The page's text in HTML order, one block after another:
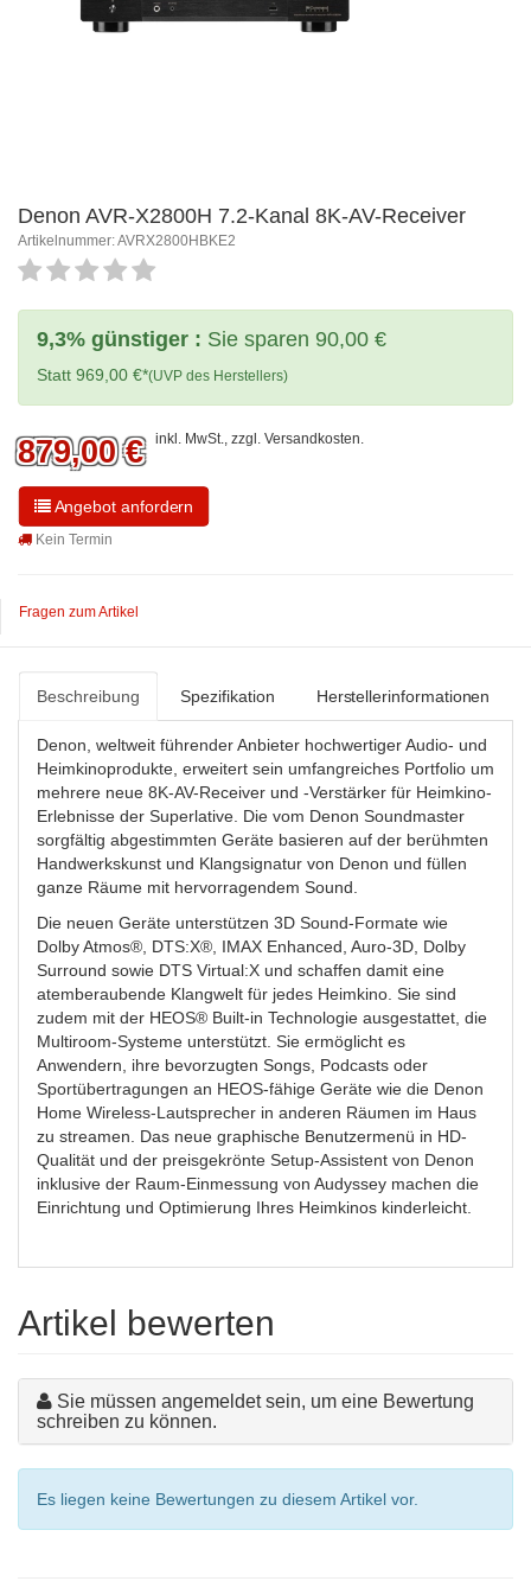
Denon AVR-X2800H 7.2-Kanal 8K-AV-Receiver
Artikelnummer: AVRX2800HBKE2
9,3% günstiger : Sie sparen 90,00 €
Statt 969,00 €*(UVP des Herstellers)
879,00 € inkl. MwSt., zzgl. Versandkosten.
Angebot anfordern
Kein Termin
Fragen zum Artikel
Beschreibung Spezifikation Herstellerinformationen
Denon, weltweit führender Anbieter hochwertiger Audio- und
Heimkinoprodukte, erweitert sein umfangreiches Portfolio um
mehrere neue 8K-AV-Receiver und -Verstärker für Heimkino-
Erlebnisse der Superlative. Die vom Denon Soundmaster
sorgfältig abgestimmten Geräte basieren auf der berühmten
Handwerkskunst und Klangsignatur von Denon und füllen
ganze Räume mit hervorragendem Sound.
Die neuen Geräte unterstützen 3D Sound-Formate wie
Dolby Atmos®, DTS:X®, IMAX Enhanced, Auro-3D, Dolby
Surround sowie DTS Virtual:X und schaffen damit eine
atemberaubende Klangwelt für jedes Heimkino. Sie sind
zudem mit der HEOS® Built-in Technologie ausgestattet, die
Multiroom-Systeme unterstützt. Sie ermöglicht es
Anwendern, ihre bevorzugten Songs, Podcasts oder
Sportübertragungen an HEOS-fähige Geräte wie die Denon
Home Wireless-Lautsprecher in anderen Räumen im Haus
zu streamen. Das neue graphische Benutzermenü in HD-
Qualität und der preisgekrönte Setup-Assistent von Denon
inklusive der Raum-Einmessung von Audyssey machen die
Einrichtung und Optimierung Ihres Heimkinos kinderleicht.
Artikel bewerten
Sie müssen angemeldet sein, um eine Bewertung
schreiben zu können.
Es liegen keine Bewertungen zu diesem Artikel vor.